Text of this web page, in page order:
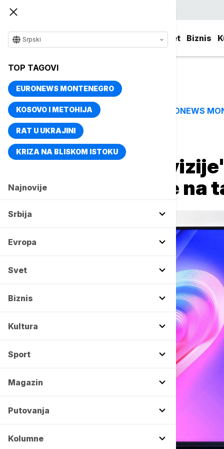
Svet Biznis
Srpski
TOP TAGOVI
EURONEWS MONTENEGRO
KOSOVO I METOHIJA
RAT U UKRAJINI
KRIZA NA BLISKOM ISTOKU
Najnovije
Srbija
Evropa
Svet
Biznis
Kultura
Sport
Magazin
Putovanja
Kolumne
TOP TAGOVI EURONEWS
Naslovna Evropa
Direktor
povratku Rusije na